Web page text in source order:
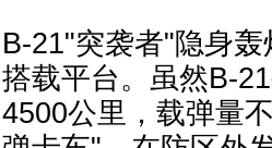
B-21"突袭者"隐身
搭载平台。虽然B-
4500公里，载弹量